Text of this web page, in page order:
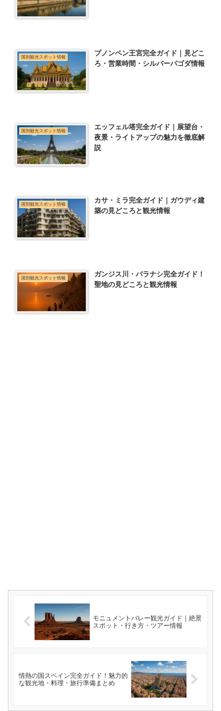
国別観光スポット情報
プノンペン王宮完全ガイド｜見どこ
ろ・営業時間・シルバーパゴダ情報
国別観光スポット情報
エッフェル塔完全ガイド｜展望台・
夜景・ライトアップの魅力を徹底解
説
国別観光スポット情報
カサ・ミラ完全ガイド｜ガウディ建
築の見どころと観光情報
国別観光スポット情報
ガンジス川・バラナシ完全ガイド！
聖地の見どころと観光情報
モニュメントバレー観光ガイド｜絶景
スポット・行き方・ツアー情報
情熱の国スペイン完全ガイド！魅力的
な観光地・料理・旅行準備まとめ